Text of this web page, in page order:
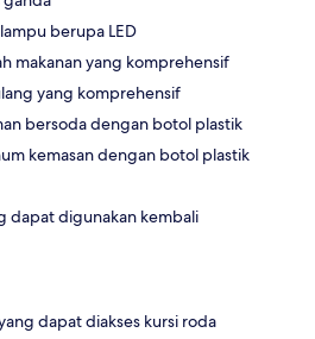
berupa LED
makanan yang komprehensif
yang komprehensif
bersoda dengan botol plastik
kemasan dengan botol plastik
dapat digunakan kembali
dapat diakses kursi roda